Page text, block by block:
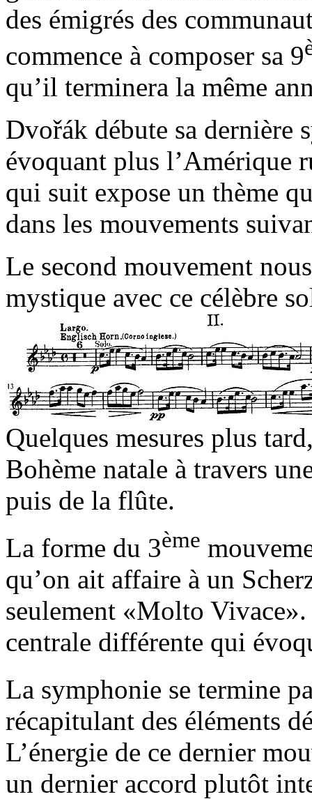
des émigrés des
commence à composer sa 9
qu’il terminera la même
Dvořák débute sa dernière
évoquant plus l’Amérique
qui suit expose un thème
dans les mouvements
Le second mouvement
mystique avec ce célèbre
Quelques mesures plus
Bohème natale à travers
puis de la flûte.
La forme du 3ème
qu’on ait affaire à un
seulement «Molto
centrale différente qui
La symphonie se termine
récapitulant des éléments
L’énergie de ce dernier
un dernier accord plutôt